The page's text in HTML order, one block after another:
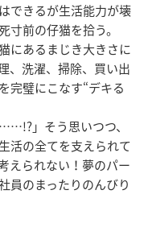
できるが生活能力が壊
前の仔猫を拾う。
にあるまじき大きさに
、洗濯、掃除、買い出
完璧にこなす“デキる
」そう思いつつ、
活の全てを支えられて
えられない！夢のパー
員のまったりのんびり